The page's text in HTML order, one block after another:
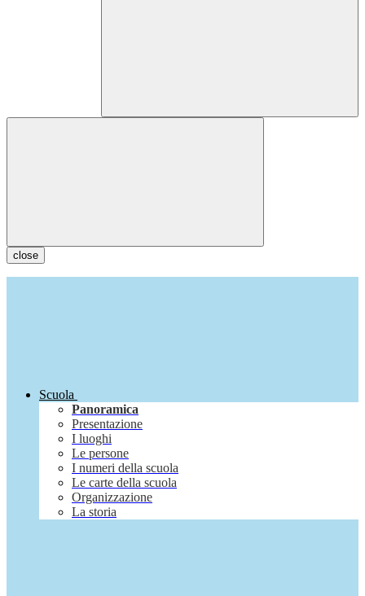
close
Scuola
Panoramica
Presentazione
I luoghi
Le persone
I numeri della scuola
Le carte della scuola
Organizzazione
La storia